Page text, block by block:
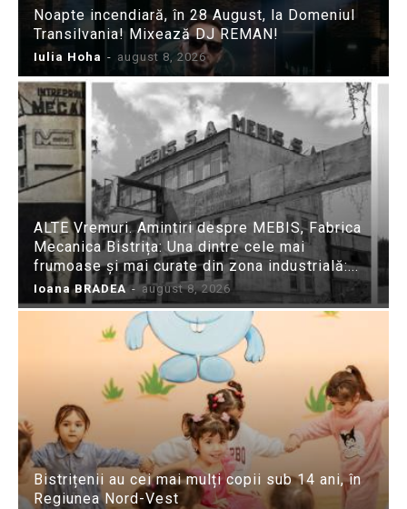
Noapte incendiară, în 28 August, la Domeniul
Transilvania! Mixează DJ REMAN!
Iulia Hoha - august 8, 2026
ALTE Vremuri. Amintiri despre MEBIS, Fabrica
Mecanica Bistrița: Una dintre cele mai
frumoase și mai curate din zona industrială:...
Ioana BRADEA - august 8, 2026
Bistrițenii au cei mai mulți copii sub 14 ani, în
Regiunea Nord-Vest